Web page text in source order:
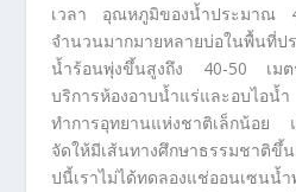
เวลา อุณหภูมิของน้ำประมาณ
จำนวนมากมายหลายบ่อในพื้นที่ป
น้ำร้อนพุ่งขึ้นสูงถึง 40-50 เม
บริการห้องอาบน้ำแร่และอบไอ
ทำการอุทยานแห่งชาติเล็กน้อย
จัดให้มีเส้นทางศึกษาธรรมชาติ
ปนี้เราไม่ได้ทดลองแช่ออนเซนน้